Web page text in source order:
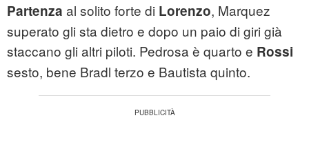
Partenza al solito forte di Lorenzo, Marquez
superato gli sta dietro e dopo un paio di giri già
staccano gli altri piloti. Pedrosa è quarto e Rossi
sesto, bene Bradl terzo e Bautista quinto.